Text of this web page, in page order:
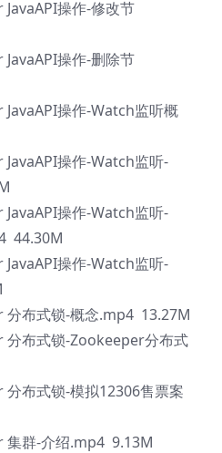
操作-修改节
操作-删除节
操作-Watch监听概
操作-Watch监听-
操作-Watch监听-
44.30M
操作-Watch监听-
布式锁-概念.mp4 13.27M
布式锁-Zookeeper分布式
式锁-模拟12306售票案
群-介绍.mp4 9.13M